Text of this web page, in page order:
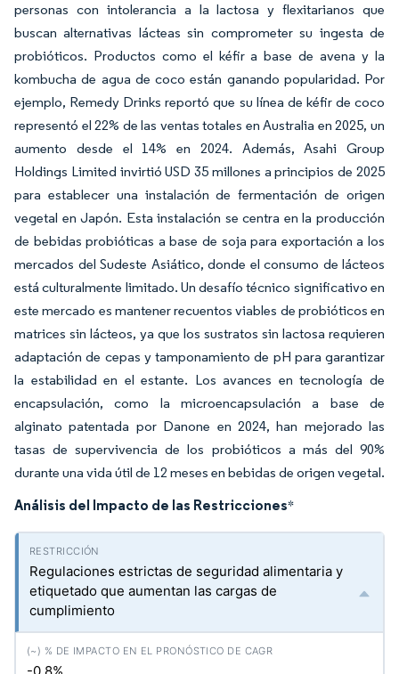
personas con intolerancia a la lactosa y flexitarianos que
buscan alternativas lácteas sin comprometer su ingesta de
probióticos. Productos como el kéfir a base de avena y la
kombucha de agua de coco están ganando popularidad. Por
ejemplo, Remedy Drinks reportó que su línea de kéfir de coco
representó el 22% de las ventas totales en Australia en 2025, un
aumento desde el 14% en 2024. Además, Asahi Group
Holdings Limited invirtió USD 35 millones a principios de 2025
para establecer una instalación de fermentación de origen
vegetal en Japón. Esta instalación se centra en la producción
de bebidas probióticas a base de soja para exportación a los
mercados del Sudeste Asiático, donde el consumo de lácteos
está culturalmente limitado. Un desafío técnico significativo en
este mercado es mantener recuentos viables de probióticos en
matrices sin lácteos, ya que los sustratos sin lactosa requieren
adaptación de cepas y tamponamiento de pH para garantizar
la estabilidad en el estante. Los avances en tecnología de
encapsulación, como la microencapsulación a base de
alginato patentada por Danone en 2024, han mejorado las
tasas de supervivencia de los probióticos a más del 90%
durante una vida útil de 12 meses en bebidas de origen vegetal.
Análisis del Impacto de las Restricciones*
Regulaciones estrictas de seguridad alimentaria y
etiquetado que aumentan las cargas de
cumplimiento